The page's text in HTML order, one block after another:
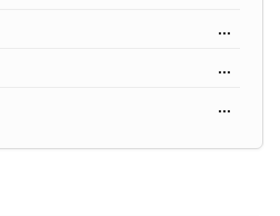
...
...
...